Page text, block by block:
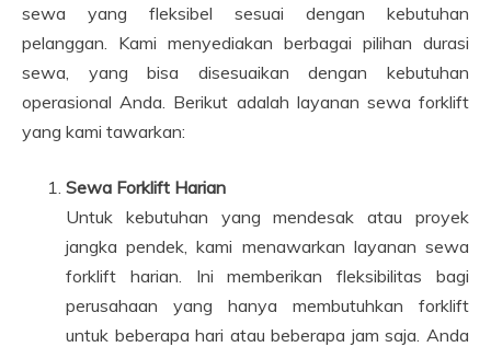
sewa yang fleksibel sesuai dengan kebutuhan
pelanggan. Kami menyediakan berbagai pilihan durasi
sewa, yang bisa disesuaikan dengan kebutuhan
operasional Anda. Berikut adalah layanan sewa forklift
yang kami tawarkan:
Sewa Forklift Harian
Untuk kebutuhan yang mendesak atau proyek
jangka pendek, kami menawarkan layanan sewa
forklift harian. Ini memberikan fleksibilitas bagi
perusahaan yang hanya membutuhkan forklift
untuk beberapa hari atau beberapa jam saja. Anda